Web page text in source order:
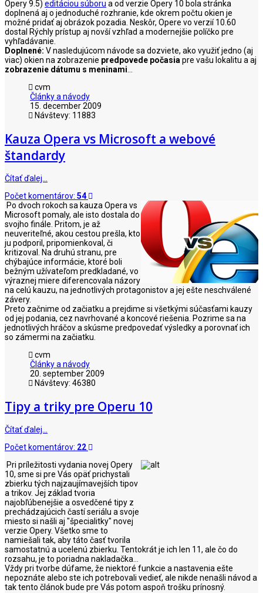
Opery 9.5) editáciou súboru a od verzie Opery 10 bola stránka
doplnená aj o jednoduché rozhranie, kde okrem počtu okien je
možné pridať aj obrázok pozadia. Neskôr, Opere vo verzií 10.60
dostal Rýchly prístup aj novší vzhľad a modernejšie políčko pre
vyhľadávanie.
Doplnené: V nasledujúcom návode sa dozviete, ako využiť jedno (aj
viac) okien na zobrazenie predpovede počasiapre vašu lokalitu a aj
zobrazenie dátumu s meninami...
cvm
Články a návody
15. december 2009
Návštevy: 11883
Kauza Opera vs Microsoft a webové
štandardy
Čítať ďalej…
Počet komentárov: 54
Po dvoch rokoch sa kauza Opera vs
Microsoft pomaly, ale isto dostala do
svojho finále. Pritom, je až
neuveriteľné, akou cestou prešla, kto
ju podporil, pripomienkoval, či
kritizoval. Na druhú stranu, pre
chýbajúce informácie, ktoré boli
bežným užívateľom predkladané, vo
výraznej miere diferencovala názory
na celú kauzu, na jednotlivých protagonistov a jej ešte neschválené
závery.
Preto začnime od začiatku a prejdime si všetkými súčasťami kauzy
od jej podania, cez navrhované a koncové riešenia. Pozrime sa na
jednotlivých hráčov a skúsme predpovedať výsledky a porovnať ich
so zámermi na začiatku.
cvm
Články a návody
20. september 2009
Návštevy: 46380
Tipy a triky pre Operu 10
Čítať ďalej…
Počet komentárov: 22
Pri príležitosti vydania novej Opery
10, sme si pre Vás opäť prichystali
zbierku tých najzaujímavejších tipov
a trikov. Jej základ tvoria
najobľúbenejšie a osvedčené tipy z
prechádzajúcich častí seriálu a svoje
miesto si našli aj "špecialitky" novej
verzie Opery. Všetko sme to
namiešali tak, aby táto časť tvorila
samostatnú a ucelenú zbierku. Tentokrát je ich len 11, ale čo do
rozsahu, je to poriadna nakladačka...
Vždy pri tvorbe dúfame, že niektoré funkcie a nastavenia ešte
nepoznáte alebo ste ich potrebovali vedieť, ale nikde nenašli návod a
tak tento článok bude pre Vás potom aspoň trošku prínosný.